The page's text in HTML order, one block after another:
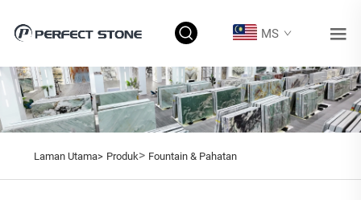
MS
Laman Utama> Produk> Fountain & Pahatan